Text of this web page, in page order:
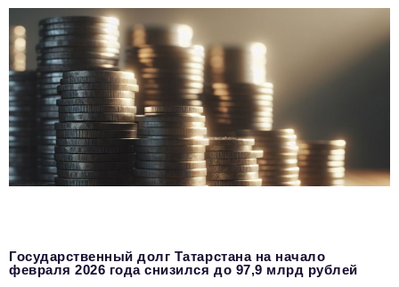
Государственный долг Татарстана на начало
февраля 2026 года снизился до 97,9 млрд рублей